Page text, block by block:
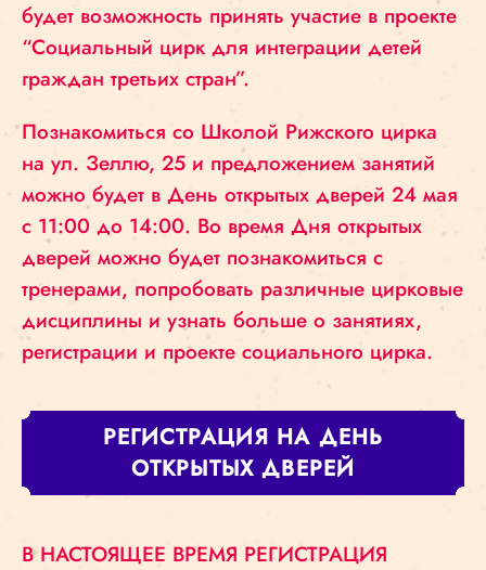
будет возможность принять участие в проекте
“Социальный цирк для интеграции детей
граждан третьих стран”.
Познакомиться со Школой Рижского цирка
на ул. Зеллю, 25 и предложением занятий
можно будет в День открытых дверей 24 мая
с 11:00 до 14:00. Во время Дня открытых
дверей можно будет познакомиться с
тренерами, попробовать различные цирковые
дисциплины и узнать больше о занятиях,
регистрации и проекте социального цирка.
РЕГИСТРАЦИЯ НА ДЕНЬ
ОТКРЫТЫХ ДВЕРЕЙ
В НАСТОЯЩЕЕ ВРЕМЯ РЕГИСТРАЦИЯ